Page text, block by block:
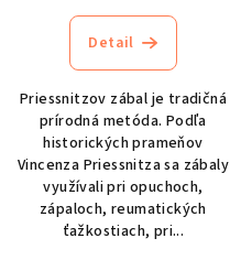
produktu
je
5,0
z
5
hviezdičiek.
Detail
Priessnitzov zábal je tradičná
prírodná metóda. Podľa
historických prameňov
Vincenza Priessnitza sa zábaly
využívali pri opuchoch,
zápaloch, reumatických
ťažkostiach, pri...